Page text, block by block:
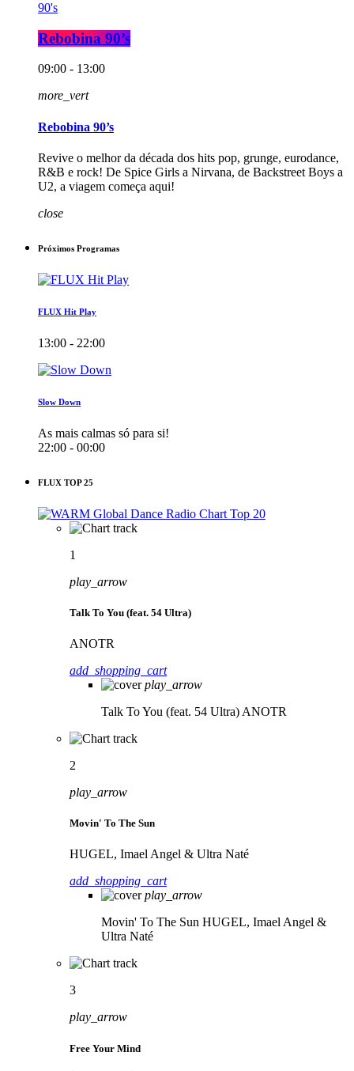
90's
Rebobina 90’s
09:00 - 13:00
more_vert
Rebobina 90’s
Revive o melhor da década dos hits pop, grunge, eurodance,
R&B e rock! De Spice Girls a Nirvana, de Backstreet Boys a
U2, a viagem começa aqui!
close
Próximos Programas
FLUX Hit Play
13:00 - 22:00
Slow Down
As mais calmas só para si!
22:00 - 00:00
FLUX TOP 25
1
play_arrow
Talk To You (feat. 54 Ultra)
ANOTR
add_shopping_cart
play_arrow
Talk To You (feat. 54 Ultra) ANOTR
2
play_arrow
Movin' To The Sun
HUGEL, Imael Angel & Ultra Naté
add_shopping_cart
play_arrow
Movin' To The Sun HUGEL, Imael Angel &
Ultra Naté
3
play_arrow
Free Your Mind